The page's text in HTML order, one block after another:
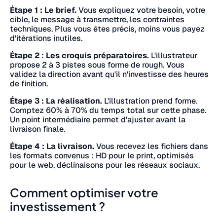
Étape 1 : Le brief.Vous expliquez votre besoin, votre
cible, le message à transmettre, les contraintes
techniques. Plus vous êtes précis, moins vous payez
d'itérations inutiles.
Étape 2 : Les croquis préparatoires. L'illustrateur
propose 2 à 3 pistes sous forme de rough. Vous
validez la direction avant qu'il n'investisse des heures
de finition.
Étape 3 : La réalisation. L'illustration prend forme.
Comptez 60% à 70% du temps total sur cette phase.
Un point intermédiaire permet d'ajuster avant la
livraison finale.
Étape 4 : La livraison.Vous recevez les fichiers dans
les formats convenus : HD pour le print, optimisés
pour le web, déclinaisons pour les réseaux sociaux.
Comment optimiser votre
investissement ?